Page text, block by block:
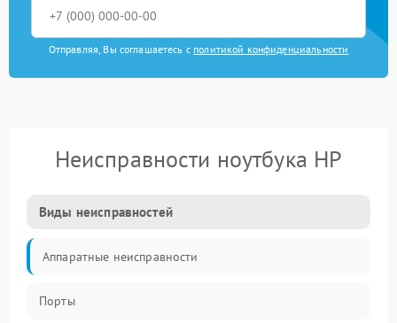
Отправляя, Вы соглашаетесь с политикой конфиденциальности
Неисправности ноутбука HP
Виды неисправностей
Аппаратные неисправности
Порты